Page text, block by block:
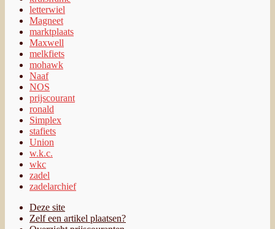
letterwiel
Magneet
marktplaats
Maxwell
melkfiets
mohawk
Naaf
NOS
prijscourant
ronald
Simplex
stafiets
Union
w.k.c.
wkc
zadel
zadelarchief
Deze site
Zelf een artikel plaatsen?